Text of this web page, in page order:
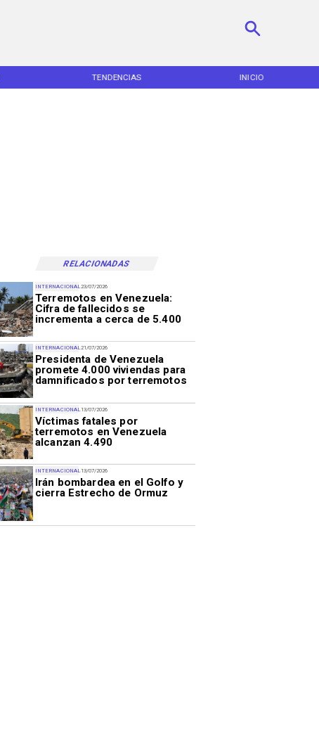
TENDENCIAS INICIO
RELACIONADAS
23/07/2026
Terremotos en Venezuela:
Cifra de fallecidos se
incrementa a cerca de 5.400
INTERNACIONAL
21/07/2026
Presidenta de Venezuela
promete 4.000 viviendas para
damnificados por terremotos
INTERNACIONAL
13/07/2026
Víctimas fatales por
terremotos en Venezuela
alcanzan 4.490
INTERNACIONAL
13/07/2026
Irán bombardea en el Golfo y
cierra Estrecho de Ormuz
INTERNACIONAL